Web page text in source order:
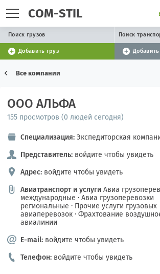
COM-STIL
Поиск грузов Поиск
Добавить груз
Все компании
ООО АЛЬФА
155 просмотров (0 людей сегодня)
Специализация: Экспедиторская
Представитель: войдите чтобы увидеть
Адрес: войдите чтобы увидеть
Авиатранспорт и услуги Авиа
международные · Авиа грузоперевозки
региональные · Прочие услуги грузовых
авиаперевозок · Фрахтование
авиалинии
E-mail: войдите чтобы увидеть
Телефон: войдите чтобы увидеть